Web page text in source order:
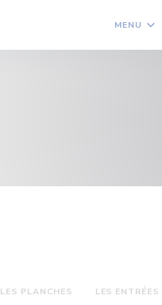
MENU
LES PLANCHES LES ENTRÉES